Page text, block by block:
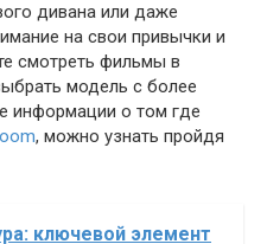
дивана или даже
на свои привычки и
смотреть фильмы в
модель с более
информации о том где
, можно узнать пройдя
ключевой элемент